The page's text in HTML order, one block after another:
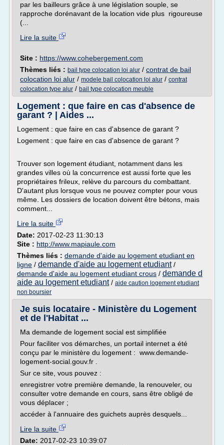
par les bailleurs grâce à une législation souple, se
rapproche dorénavant de la location vide plus rigoureuse
(...
Lire la suite
Site : https://www.cohebergement.com
Thèmes liés : bail type colocation loi alur / contrat de bail
colocation loi alur / modele bail colocation loi alur / contrat
colocation type alur / bail type colocation meuble
Logement : que faire en cas d'absence de
garant ? | Aides ...
Logement : que faire en cas d'absence de garant ?
Logement : que faire en cas d'absence de garant ?
Trouver son logement étudiant, notamment dans les
grandes villes où la concurrence est aussi forte que les
propriétaires frileux, relève du parcours du combattant.
D'autant plus lorsque vous ne pouvez compter pour vous
même. Les dossiers de location doivent être bétons, mais
comment...
Lire la suite
Date: 2017-02-23 11:30:13
Site : http://www.mapiaule.com
Thèmes liés : demande d'aide au logement etudiant en
ligne / demande d'aide au logement etudiant/
demande d'aide au logement etudiant crous / demande d
aide au logement etudiant/ aide caution logement etudiant
non boursier
Je suis locataire - Ministère du Logement
et de l'Habitat ...
Ma demande de logement social est simplifiée
Pour faciliter vos démarches, un portail internet a été
conçu par le ministère du logement : www.demande-
logement-social.gouv.fr .
Sur ce site, vous pouvez :
enregistrer votre première demande, la renouveler, ou
consulter votre demande en cours, sans être obligé de
vous déplacer ;
accéder à l'annuaire des guichets auprès desquels...
Lire la suite
Date: 2017-02-23 10:39:07